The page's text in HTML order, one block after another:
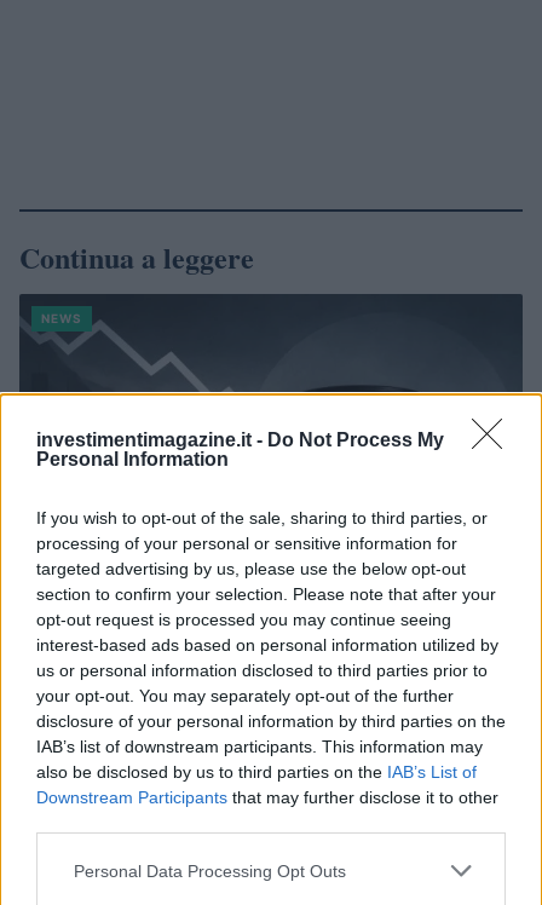
investimentimagazine.it - Do Not Process My
Personal Information
If you wish to opt-out of the sale, sharing to third parties, or
processing of your personal or sensitive information for
targeted advertising by us, please use the below opt-out
section to confirm your selection. Please note that after your
opt-out request is processed you may continue seeing
interest-based ads based on personal information utilized by
us or personal information disclosed to third parties prior to
your opt-out. You may separately opt-out of the further
disclosure of your personal information by third parties on the
IAB’s list of downstream participants. This information may
also be disclosed by us to third parties on the IAB’s List of
Downstream Participants that may further disclose it to other
Please note that this website/app uses one or more Google
Personal Data Processing Opt Outs
Continua a leggere
NEWS
Petrolio in calo: Brent a 91,82$, ribassi a due cifre per greggio
e oro
Andrea Innocenti · 5 Ago 2026